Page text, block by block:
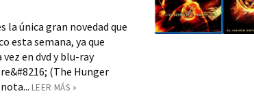
la única gran novedad que
esta semana, ya que
en dvd y blu-ray
(The Hunger
LEER MÁS »